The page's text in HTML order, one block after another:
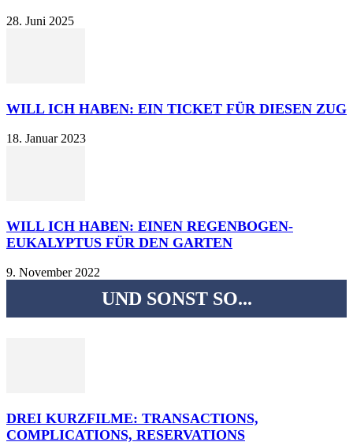
28. Juni 2025
WILL ICH HABEN: EIN TICKET FÜR DIESEN ZUG
18. Januar 2023
WILL ICH HABEN: EINEN REGENBOGEN-
EUKALYPTUS FÜR DEN GARTEN
9. November 2022
UND SONST SO...
DREI KURZFILME: TRANSACTIONS,
COMPLICATIONS, RESERVATIONS